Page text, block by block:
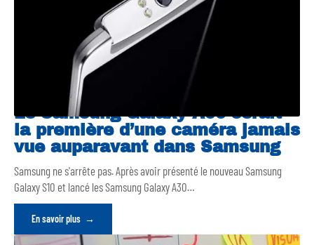
Le Samsung Galaxy A90 serait
la première d’une caméra jamais
vue auparavant dans Samsung
Samsung ne s'arrête pas. Après avoir présenté le nouveau Samsung
Galaxy S10 et lancé les Samsung Galaxy A30…
En savoir plus